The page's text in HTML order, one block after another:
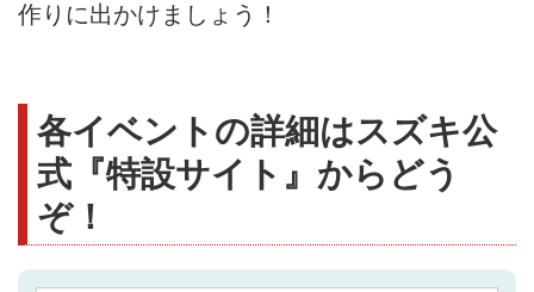
作りに出かけましょう！
各イベントの詳細はスズキ公
式『特設サイト』からどう
ぞ！